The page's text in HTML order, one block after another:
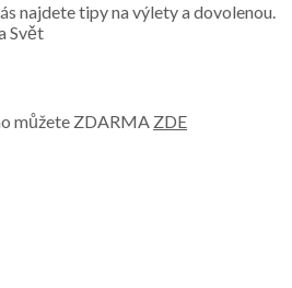
najdete tipy na výlety a dovolenou.
Svět
můžete ZDARMA ZDE